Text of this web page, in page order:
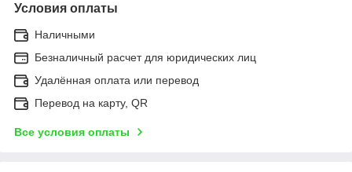
Условия оплаты
Наличными
Безналичный расчет для юридических лиц
Удалённая оплата или перевод
Перевод на карту, QR
Все условия оплаты